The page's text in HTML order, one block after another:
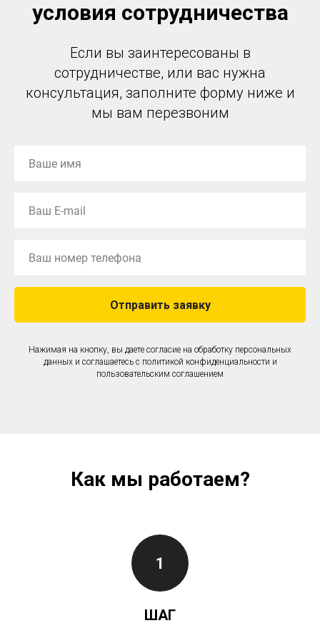
условия сотрудничества
Если вы заинтересованы в
сотрудничестве, или вас нужна
консультация, заполните форму ниже и
мы вам перезвоним
Отправить заявку
Нажимая на кнопку, вы даете согласие на обработку персональных
данных и соглашаетесь c политикой конфиденциальности и
пользовательским соглашением
Как мы работаем?
1
ШАГ